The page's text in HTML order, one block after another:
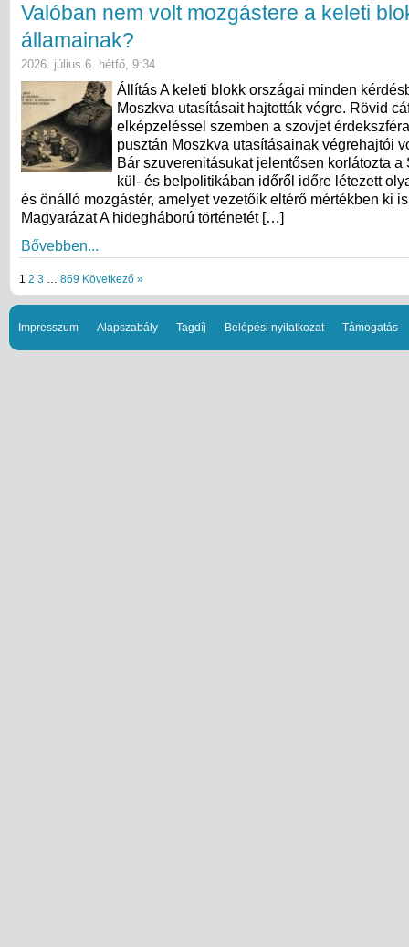
Valóban nem volt mozgástere a keleti
államainak?
2026. július 6. hétfő, 9:34
Állítás A keleti blokk országai minden
Moszkva utasításait hajtották végre. Rövid
elképzeléssel szemben a szovjet
pusztán Moszkva utasításainak végrehajtói
Bár szuverenitásukat jelentősen korlátozta a
kül- és belpolitikában időről időre létezett
és önálló mozgástér, amelyet vezetőik eltérő mértékben ki
Magyarázat A hidegháború történetét […]
Bővebben...
1 2 3 869 Következő »
Impresszum Alapszabály Tagdíj Belépési nyilatkozat Támogatás